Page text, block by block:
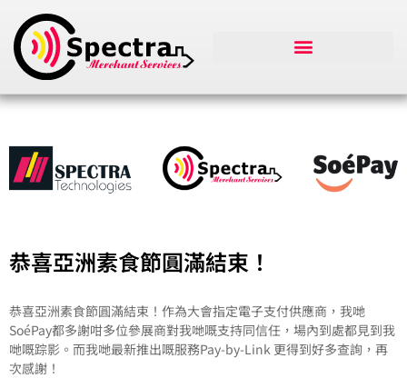
恭喜亞洲素食節圓滿結束！
恭喜亞洲素食節圓滿結束！作為大會指定電子支付供應商，我哋
SoéPay都多謝咁多位參展商對我哋嘅支持同信任，場內到處都見到我
哋嘅踪影。而我哋最新推出嘅服務Pay-by-Link 更得到好多查詢，再
次感謝！